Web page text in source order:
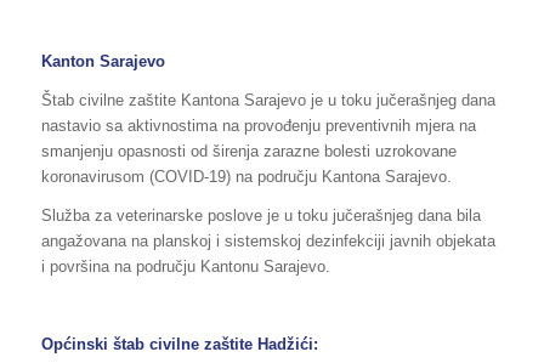
Kanton Sarajevo
Štab civilne zaštite Kantona Sarajevo je u toku jučerašnjeg dana
nastavio sa aktivnostima na provođenju preventivnih mjera na
smanjenju opasnosti od širenja zarazne bolesti uzrokovane
koronavirusom (COVID-19) na području Kantona Sarajevo.
Služba za veterinarske poslove je u toku jučerašnjeg dana bila
angažovana na planskoj i sistemskoj dezinfekciji javnih objekata
i površina na području Kantonu Sarajevo.
Općinski štab civilne zaštite Hadžići: